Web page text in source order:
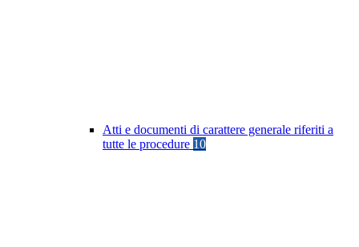
Atti e documenti di carattere generale riferiti a
tutte le procedure 10